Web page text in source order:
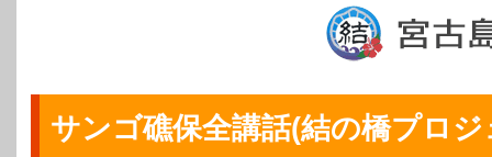
サンゴ礁保全講話(結の橋プロ